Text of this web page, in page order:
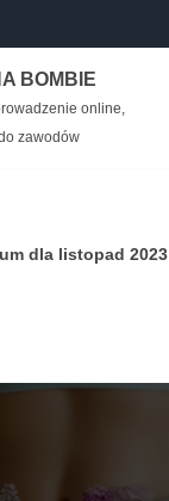
BOMBIE
online,
zawodów
dla listopad 2023